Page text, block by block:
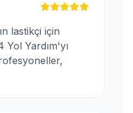
lastikçi için
Yol Yardım'yı